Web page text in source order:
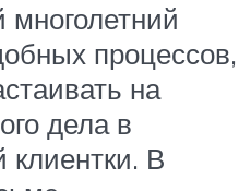
процессов,
на
дела в
В